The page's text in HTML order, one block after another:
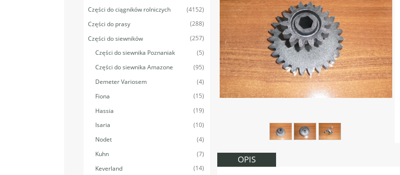
Części do ciągników rolniczych
(4152)
Części do prasy
(288)
Części do siewników
(257)
Części do siewnika Poznaniak
(5)
Części do siewnika Amazone
(95)
Demeter Variosem
(4)
Fiona
(15)
Hassia
(19)
Isaria
(10)
Nodet
(4)
Kuhn
(7)
Keverland
(14)
OPIS